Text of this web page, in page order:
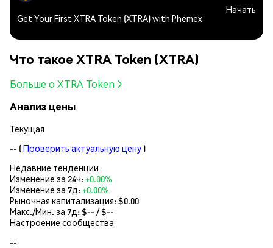
Get Your First XTRA Token (XTRA) with Phemex
Начать
Что такое XTRA Token (XTRA)
Больше о XTRA Token
Анализ цены
Текущая
-- (Проверить актуальную цену )
Недавние тенденции
Изменение за 24ч:+0.00%
Изменение за 7д:+0.00%
Рыночная капитализация:$0.00
Макс./Мин. за 7д: $-- / $--
Настроение сообщества
--